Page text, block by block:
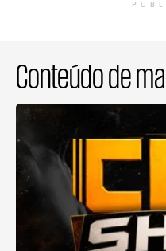
Conteúdo de